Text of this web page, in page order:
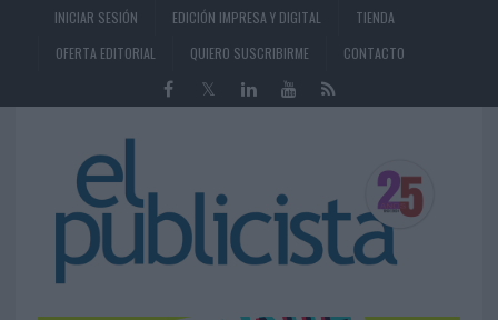
INICIAR SESIÓN EDICIÓN IMPRESA Y DIGITAL
TIENDA
OFERTA EDITORIAL
QUIERO SUSCRIBIRME CONTACTO